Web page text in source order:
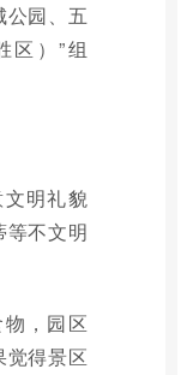
公园、五
区）”组
明礼貌
等不文明
，园区
觉得景区